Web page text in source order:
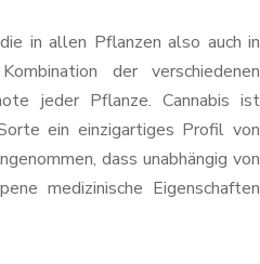
in allen Pflanzen also auch in
der verschiedenen
jeder Pflanze. Cannabis ist
ein einzigartiges Profil von
dass unabhängig von
medizinische Eigenschaften